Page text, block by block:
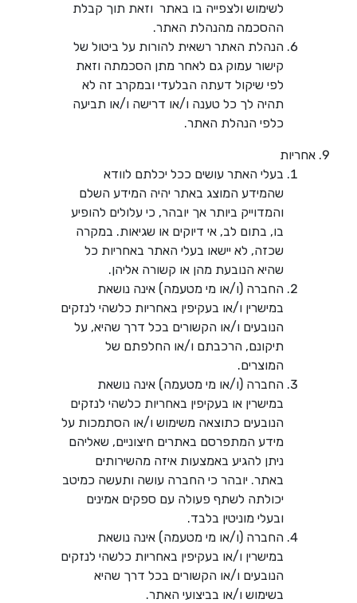
לשימוש ולצפייה בו באתר וזאת תוך קבלת
ההסכמה מהנהלת האתר.
הנהלת האתר רשאית להורות על ביטול של
קישור עמוק גם לאחר מתן הסכמתה וזאת
לפי שיקול דעתה הבלעדי ובמקרב זה לא
תהיה לך כל טענה ו/או דרישה ו/או תביעה
כלפי הנהלת האתר.
אחריות
בעלי האתר עושים ככל יכלתם לוודא
שהמידע המוצג באתר יהיה המידע השלם
והמדוייק ביותר אך יובהר, כי עלולים להופיע
בו, בתום לב, אי דיוקים או שגיאות. במקרה
שכזה, לא יישאו בעלי האתר באחריות כל
שהיא הנובעת מהן או קשורה אליהן.
החברה (ו/או מי מטעמה) אינה נושאת
במישרין ו/או בעקיפין באחריות כלשהי לנזקים
הנובעים ו/או הקשורים בכל דרך שהיא, על
תיקונם, הרכבתם ו/או החלפתם של
המוצרים.
החברה (ו/או מי מטעמה) אינה נושאת
במישרין או בעקיפין באחריות כלשהי לנזקים
הנובעים כתוצאה משימוש ו/או הסתמכות על
מידע המתפרסם באתרים חיצוניים, שאליהם
ניתן להגיע באמצעות איזה מהשירותים
באתר. יובהר כי החברה עושה ותעשה כמיטב
יכולתה לשתף פעולה עם ספקים אמינים
ובעלי מוניטין בלבד.
החברה (ו/או מי מטעמה) אינה נושאת
במישרין ו/או בעקיפין באחריות כלשהי לנזקים
הנובעים ו/או הקשורים בכל דרך שהיא
בשימוש ו/או בביצועי האתר.